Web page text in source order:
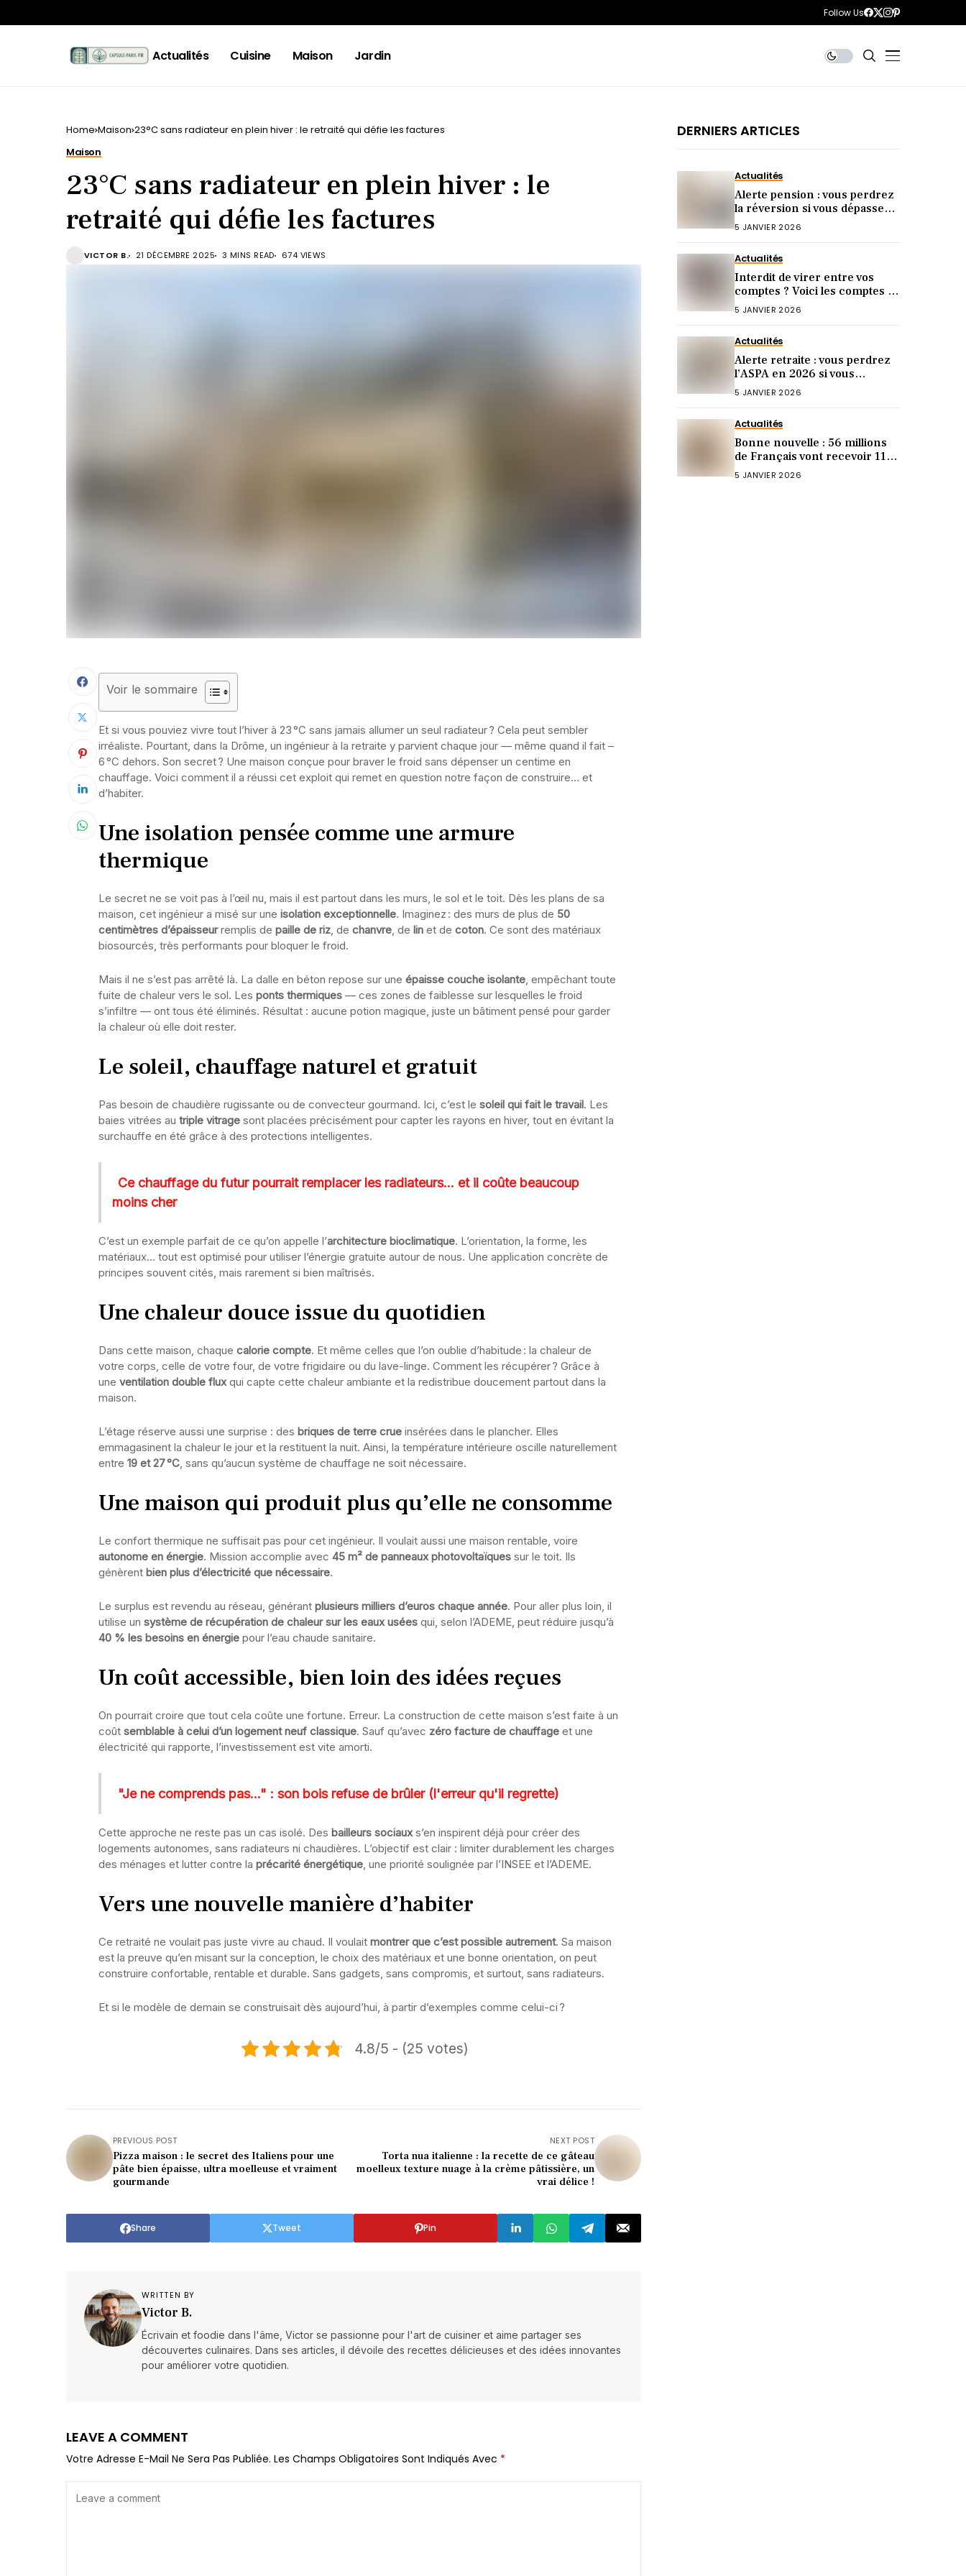
Follow Us
Actualités Cuisine Maison Jardin
Home Maison 23°C sans radiateur en plein hiver : le retraité qui défie les factures
Maison
23°C sans radiateur en plein hiver : le
retraité qui défie les factures
VICTOR B. 21 DÉCEMBRE 2025 3 MINS READ 674 VIEWS
Voir le sommaire
Et si vous pouviez vivre tout l’hiver à 23 °C sans jamais allumer un seul radiateur ? Cela peut sembler
irréaliste. Pourtant, dans la Drôme, un ingénieur à la retraite y parvient chaque jour — même quand il fait –
6 °C dehors. Son secret ? Une maison conçue pour braver le froid sans dépenser un centime en
chauffage. Voici comment il a réussi cet exploit qui remet en question notre façon de construire… et
d’habiter.
Une isolation pensée comme une armure
thermique
Le secret ne se voit pas à l’œil nu, mais il est partout dans les murs, le sol et le toit. Dès les plans de sa
maison, cet ingénieur a misé sur une isolation exceptionnelle. Imaginez : des murs de plus de 50
centimètres d’épaisseurremplis de paille de riz, de chanvre, de lin et de coton. Ce sont des matériaux
biosourcés, très performants pour bloquer le froid.
Mais il ne s’est pas arrêté là. La dalle en béton repose sur une épaisse couche isolante, empêchant toute
fuite de chaleur vers le sol. Les ponts thermiques — ces zones de faiblesse sur lesquelles le froid
s’infiltre — ont tous été éliminés. Résultat : aucune potion magique, juste un bâtiment pensé pour garder
la chaleur où elle doit rester.
Le soleil, chauffage naturel et gratuit
Pas besoin de chaudière rugissante ou de convecteur gourmand. Ici, c’est le soleil qui fait le travail. Les
baies vitrées au triple vitrage sont placées précisément pour capter les rayons en hiver, tout en évitant la
surchauffe en été grâce à des protections intelligentes.
Ce chauffage du futur pourrait remplacer les radiateurs… et il coûte beaucoup
moins cher
C’est un exemple parfait de ce qu’on appelle l’architecture bioclimatique. L’orientation, la forme, les
matériaux… tout est optimisé pour utiliser l’énergie gratuite autour de nous. Une application concrète de
principes souvent cités, mais rarement si bien maîtrisés.
Une chaleur douce issue du quotidien
Dans cette maison, chaque calorie compte. Et même celles que l’on oublie d’habitude : la chaleur de
votre corps, celle de votre four, de votre frigidaire ou du lave-linge. Comment les récupérer ? Grâce à
une ventilation double fluxqui capte cette chaleur ambiante et la redistribue doucement partout dans la
maison.
L’étage réserve aussi une surprise : des briques de terre crue insérées dans le plancher. Elles
emmagasinent la chaleur le jour et la restituent la nuit. Ainsi, la température intérieure oscille naturellement
entre 19 et 27 °C, sans qu’aucun système de chauffage ne soit nécessaire.
Une maison qui produit plus qu’elle ne consomme
Le confort thermique ne suffisait pas pour cet ingénieur. Il voulait aussi une maison rentable, voire
autonome en énergie. Mission accomplie avec 45 m² de panneaux photovoltaïques sur le toit. Ils
génèrent bien plus d’électricité que nécessaire.
Le surplus est revendu au réseau, générant plusieurs milliers d’euros chaque année. Pour aller plus loin, il
utilise un système de récupération de chaleur sur les eaux usées qui, selon l’ADEME, peut réduire jusqu’à
40 % les besoins en énergie pour l’eau chaude sanitaire.
Un coût accessible, bien loin des idées reçues
On pourrait croire que tout cela coûte une fortune. Erreur. La construction de cette maison s’est faite à un
coût semblable à celui d’un logement neuf classique. Sauf qu’avec zéro facture de chauffage et une
électricité qui rapporte, l’investissement est vite amorti.
"Je ne comprends pas..." : son bois refuse de brûler (l'erreur qu'il regrette)
Cette approche ne reste pas un cas isolé. Des bailleurs sociauxs’en inspirent déjà pour créer des
logements autonomes, sans radiateurs ni chaudières. L’objectif est clair : limiter durablement les charges
des ménages et lutter contre la précarité énergétique, une priorité soulignée par l’INSEE et l’ADEME.
Vers une nouvelle manière d’habiter
Ce retraité ne voulait pas juste vivre au chaud. Il voulait montrer que c’est possible autrement. Sa maison
est la preuve qu’en misant sur la conception, le choix des matériaux et une bonne orientation, on peut
construire confortable, rentable et durable. Sans gadgets, sans compromis, et surtout, sans radiateurs.
Et si le modèle de demain se construisait dès aujourd’hui, à partir d’exemples comme celui-ci ?
4.8/5 - (25 votes)
PREVIOUS POST
Pizza maison : le secret des Italiens pour une
pâte bien épaisse, ultra moelleuse et vraiment
gourmande
NEXT POST
Torta nua italienne : la recette de ce gâteau
moelleux texture nuage à la crème pâtissière, un
vrai délice !
Share Tweet Pin
WRITTEN BY
Victor B.
Écrivain et foodie dans l'âme, Victor se passionne pour l'art de cuisiner et aime partager ses
découvertes culinaires. Dans ses articles, il dévoile des recettes délicieuses et des idées innovantes
pour améliorer votre quotidien.
LEAVE A COMMENT
Votre Adresse E-Mail Ne Sera Pas Publiée. Les Champs Obligatoires Sont Indiqués Avec *
DERNIERS ARTICLES
Actualités
Alerte pension : vous perdrez
la réversion si vous dépassez
ce revenu en 2026 !
5 JANVIER 2026
Actualités
Interdit de virer entre vos
comptes ? Voici les comptes à
risque (peu le savent)
5 JANVIER 2026
Actualités
Alerte retraite : vous perdrez
l’ASPA en 2026 si vous
dépassez ce revenu (le seuil
5 JANVIER 2026
Actualités
Bonne nouvelle : 56 millions
de Français vont recevoir 119€
sur leur compte (voici
5 JANVIER 2026